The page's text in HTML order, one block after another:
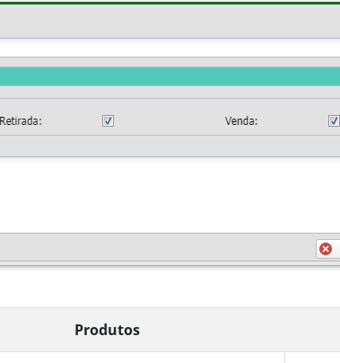
Produtos